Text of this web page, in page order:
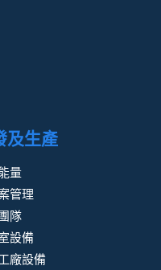
及生產
量
管理
隊
設備
廠設備